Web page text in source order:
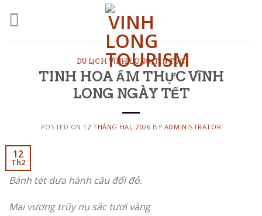
DU LỊCH VĨNH LONG,TIN TỨC
TINH HOA ẨM THỰC VĨNH
LONG NGÀY TẾT
POSTED ON 12 THÁNG HAI, 2026 BY ADMINISTRATOR
12
Th2
Bánh tét dưa hành câu đối đỏ.
Mai vương trũy nụ sắc tươi vàng